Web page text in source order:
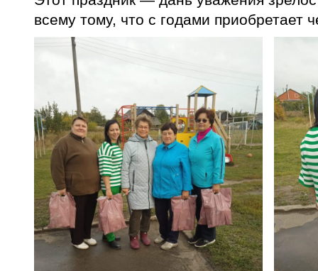
всему тому, что с годами приобретает